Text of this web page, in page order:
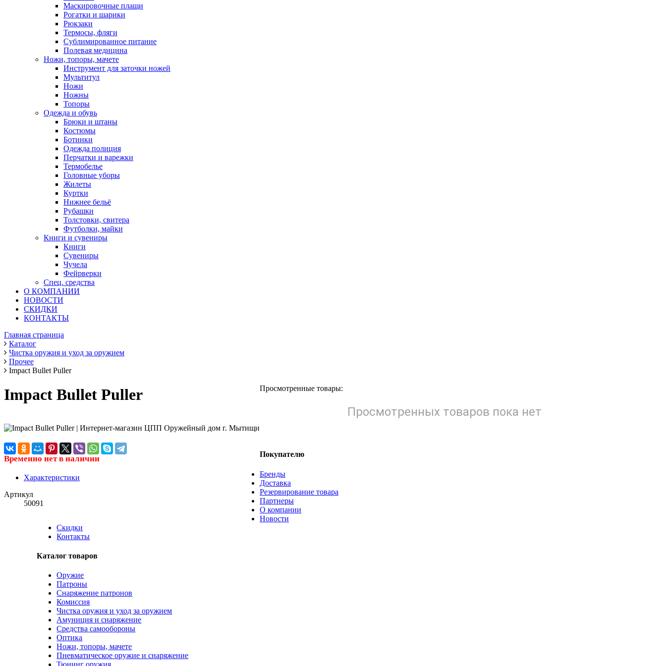
Маскировочные плащи
Рогатки и шарики
Рюкзаки
Термосы, фляги
Сублимированное питание
Полевая медицина
Ножи, топоры, мачете
Инструмент для заточки ножей
Мультитул
Ножи
Ножны
Топоры
Одежда и обувь
Брюки и штаны
Костюмы
Ботинки
Одежда полиция
Перчатки и варежки
Термобелье
Головные уборы
Жилеты
Куртки
Нижнее бельё
Рубашки
Толстовки, свитера
Футболки, майки
Книги и сувениры
Книги
Сувениры
Чучела
Фейрверки
Спец. средства
О КОМПАНИИ
НОВОСТИ
СКИДКИ
КОНТАКТЫ
Главная страница
Каталог
Чистка оружия и уход за оружием
Прочее
Impact Bullet Puller
Impact Bullet Puller
Временно нет в наличии
Характеристики
Артикул
50091
Просмотренные товары:
Просмотренных товаров пока нет
Покупателю
Бренды
Доставка
Резервирование товара
Партнеры
О компании
Новости
Скидки
Контакты
Каталог товаров
Оружие
Патроны
Снаряжение патронов
Комиссия
Чистка оружия и уход за оружием
Амуниция и снаряжение
Средства самообороны
Оптика
Ножи, топоры, мачете
Пневматическое оружие и снаряжение
Тюнинг оружия